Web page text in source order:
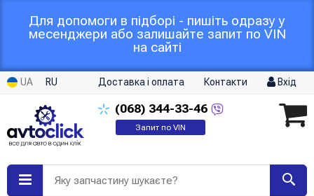
Для допомоги в підборі - пишіть одразу у
месенджери або залишайте запит по VIN
на сайті
UA RU Доставка і оплата Контакти Вхід
(068) 344-33-46
Запит по VIN
Яку запчастину шукаєте?